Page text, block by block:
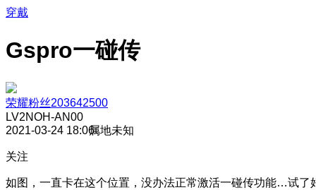
穿戴
Gspro一碰传
荣耀粉丝203642500
LV2NOH-AN00
2021-03-24 18:06属地未知
关注
如图，一直卡在这个位置，没办法正常激活一碰传功能…试了